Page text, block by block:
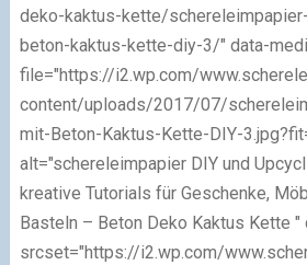
deko-kaktus-kette/
beton-kaktus-kette-diy-3/" data-
file="https://i2.wp.com/
content/uploads/2017/07/
mit-Beton-Kaktus-Kette-DIY-
alt="schereleimpapier DIY und
kreative Tutorials für Geschenke,
Basteln – Beton Deko Kaktus Kette
srcset="https://i2.wp.com/